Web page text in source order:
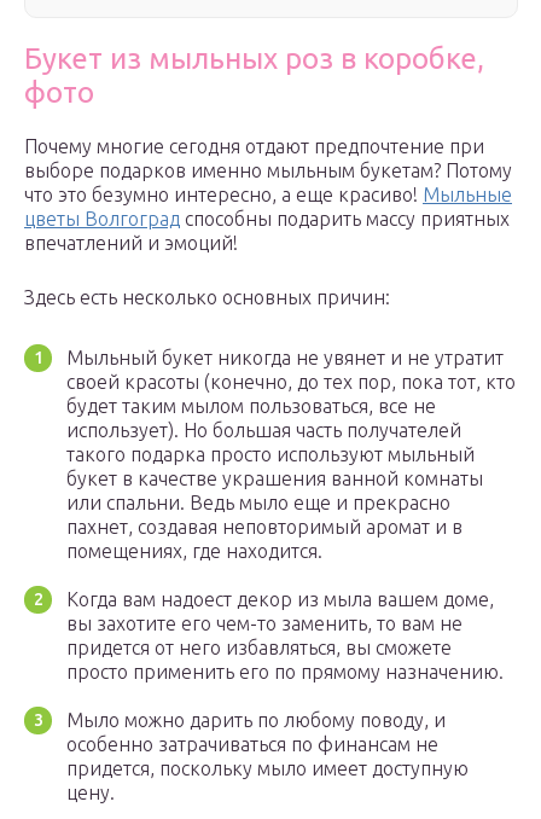
Букет из мыльных роз в коробке,
фото
Почему многие сегодня отдают предпочтение при
выборе подарков именно мыльным букетам? Потому
что это безумно интересно, а еще красиво! Мыльные
цветы Волгоград способны подарить массу приятных
впечатлений и эмоций!
Здесь есть несколько основных причин:
Мыльный букет никогда не увянет и не утратит
своей красоты (конечно, до тех пор, пока тот, кто
будет таким мылом пользоваться, все не
использует). Но большая часть получателей
такого подарка просто используют мыльный
букет в качестве украшения ванной комнаты
или спальни. Ведь мыло еще и прекрасно
пахнет, создавая неповторимый аромат и в
помещениях, где находится.
Когда вам надоест декор из мыла вашем доме,
вы захотите его чем-то заменить, то вам не
придется от него избавляться, вы сможете
просто применить его по прямому назначению.
Мыло можно дарить по любому поводу, и
особенно затрачиваться по финансам не
придется, поскольку мыло имеет доступную
цену.